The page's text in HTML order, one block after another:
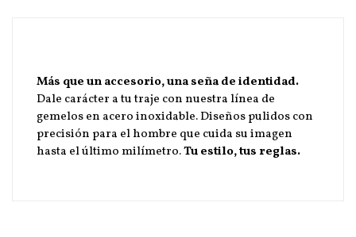
Más que un accesorio, una seña de identidad.
Dale carácter a tu traje con nuestra línea de
gemelos en acero inoxidable. Diseños pulidos con
precisión para el hombre que cuida su imagen
hasta el último milímetro.Tu estilo, tus reglas.